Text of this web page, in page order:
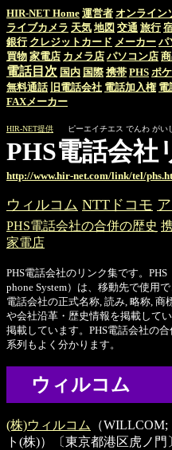
HIR-NET Home 運営者 オンライン
ライブカメラ 天気 地図 交通 旅行
銀行 クレジットカード メーカー パ
買物 家電店 カメラ店 パソコン店
電話目次 国内 国際 携帯 PHS ポ
無料通話 旧電話会社 電話加入権 電
FAXメーカー
HIR-NET提供 ピーエイチエス でんわ がい
PHS電話会社
http://www.hir-net.com/link/tel/
ウィルコム NTTドコモ
PHS電話会社の合併の歴史
家電店
PHS電話会社のリンク集です。
phone System）は、移動先で使用
電話会社の正式名称, 読み, 略称, 商
や会社沿革・歴史情報を掲載して
掲載しています。PHS電話会社の
系列もよく分かります。
ウィルコム
(株)ウィルコム
（
ト(株)）〔東京都港区虎ノ門